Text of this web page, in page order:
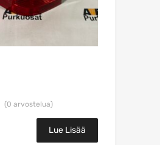
(0 arvostelua)
Lue Lisää